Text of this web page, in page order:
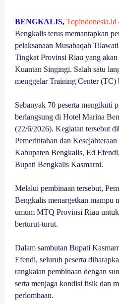
BENGKALIS, Topindonesia.id
Bengkalis terus memantapkan
pelaksanaan Musabaqah
Tingkat Provinsi Riau yang
Kuantan Singingi. Salah satu
menggelar Training Center (TC)
Sebanyak 70 peserta mengikuti
berlangsung di Hotel Marina
(22/6/2026). Kegiatan tersebut
Pemerintahan dan
Kabupaten Bengkalis, Ed
Bupati Bengkalis Kasmarni.
Melalui pembinaan tersebut,
Bengkalis menargetkan mampu
umum MTQ Provinsi Riau
berturut-turut.
Dalam sambutan Bupati
Efendi, seluruh peserta
rangkaian pembinaan dengan
serta menjaga kondisi fisik dan
perlombaan.